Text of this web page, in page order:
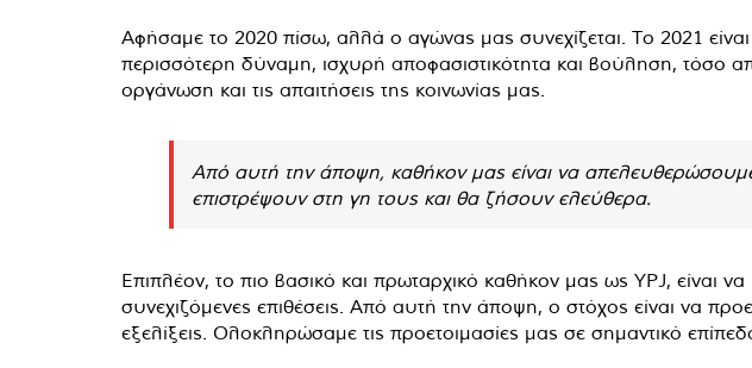
Αφήσαμε το 2020 πίσω, αλλά ο αγώνας μας συνεχίζεται. Το 2021
περισσότερη δύναμη, ισχυρή αποφασιστικότητα και βούληση, τόσο
οργάνωση και τις απαιτήσεις της κοινωνίας μας.
Από αυτή την άποψη, καθήκον μας είναι να απελευθερώσουμε
επιστρέψουν στη γη τους και θα ζήσουν ελεύθερα.
Επιπλέον, το πιο βασικό και πρωταρχικό καθήκον μας ως YPJ, είναι
συνεχιζόμενες επιθέσεις. Από αυτή την άποψη, ο στόχος είναι να
εξελίξεις. Ολοκληρώσαμε τις προετοιμασίες μας σε σημαντικό